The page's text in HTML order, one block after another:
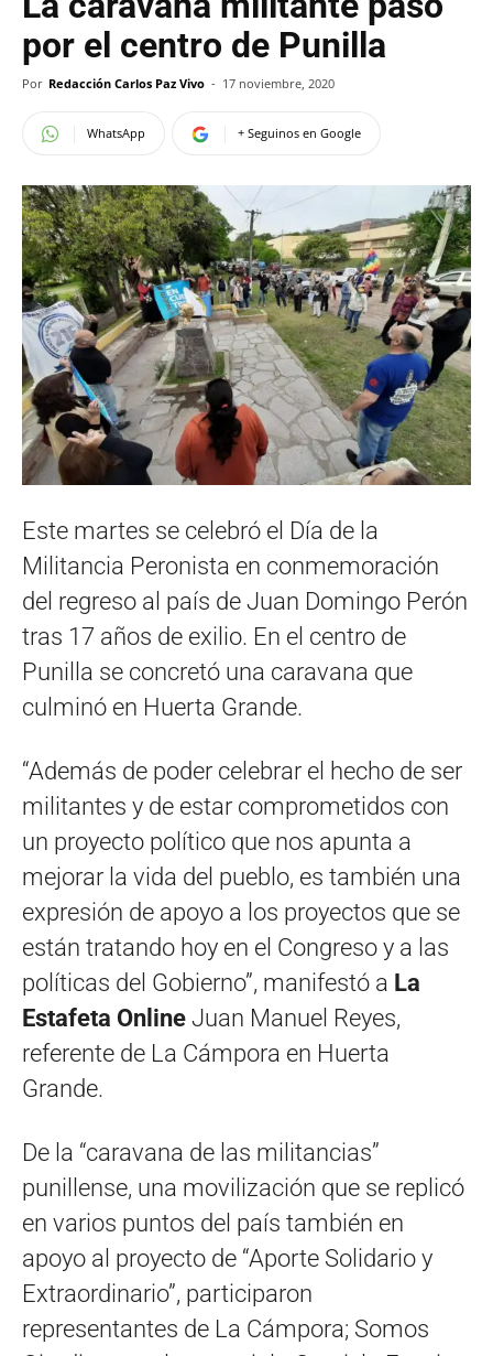
por el centro de Punilla
Por Redacción Carlos Paz Vivo - 17 noviembre, 2020
WhatsApp + Seguinos en Google
Este martes se celebró el Día de la
Militancia Peronista en conmemoración
del regreso al país de Juan Domingo Perón
tras 17 años de exilio. En el centro de
Punilla se concretó una caravana que
culminó en Huerta Grande.
“Además de poder celebrar el hecho de ser
militantes y de estar comprometidos con
un proyecto político que nos apunta a
mejorar la vida del pueblo, es también una
expresión de apoyo a los proyectos que se
están tratando hoy en el Congreso y a las
políticas del Gobierno”, manifestó a La
Estafeta Online Juan Manuel Reyes,
referente de La Cámpora en Huerta
Grande.
De la “caravana de las militancias”
punillense, una movilización que se replicó
en varios puntos del país también en
apoyo al proyecto de “Aporte Solidario y
Extraordinario”, participaron
representantes de La Cámpora; Somos